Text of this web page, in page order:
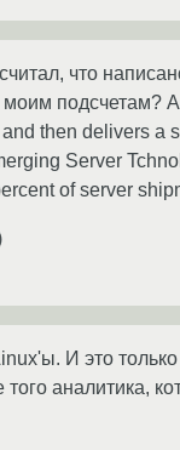
что
подсчетам?
then delivers
Server
of server
И это
того аналитика,